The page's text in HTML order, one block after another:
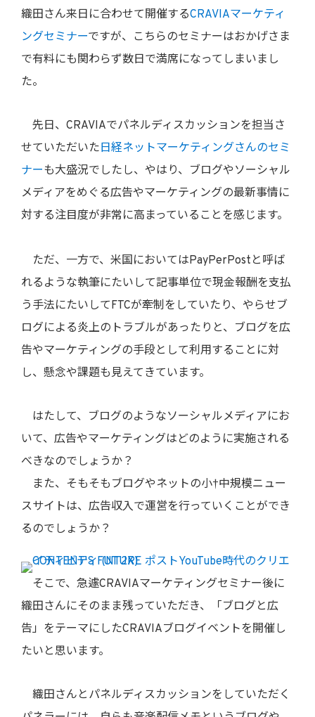
織田さん来日に合わせて開催するCRAVIAマーケティ
ングセミナーですが、こちらのセミナーはおかげさま
で有料にも関わらず数日で満席になってしまいまし
た。
先日、CRAVIAでパネルディスカッションを担当さ
せていただいた日経ネットマーケティングさんのセミ
ナーも大盛況でしたし、やはり、ブログやソーシャル
メディアをめぐる広告やマーケティングの最新事情に
対する注目度が非常に高まっていることを感じます。
ただ、一方で、米国においてはPayPerPostと呼ば
れるような執筆にたいして記事単位で現金報酬を支払
う手法にたいしてFTCが牽制をしていたり、やらせブ
ログによる炎上のトラブルがあったりと、ブログを広
告やマーケティングの手段として利用することに対
し、懸念や課題も見えてきています。
はたして、ブログのようなソーシャルメディアにお
いて、広告やマーケティングはどのように実施される
べきなのでしょうか？
また、そもそもブログやネットの小†中規模ニュー
スサイトは、広告収入で運営を行っていくことができ
るのでしょうか？
そこで、急遽CRAVIAマーケティングセミナー後に
織田さんにそのまま残っていただき、「ブログと広
告」をテーマにしたCRAVIAブログイベントを開催し
たいと思います。
織田さんとパネルディスカッションをしていただく